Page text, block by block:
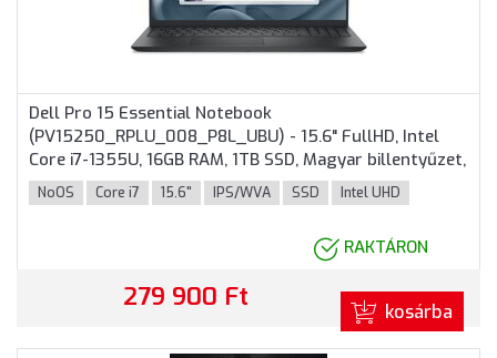
Dell Pro 15 Essential Notebook
(PV15250_RPLU_008_P8L_UBU) - 15.6" FullHD, Intel
Core i7-1355U, 16GB RAM, 1TB SSD, Magyar billentyűzet,
Operációs rendszer nélkül, 3 év garancia, Fekete
színben
NoOS Core i7 15.6" IPS/WVA SSD Intel UHD
RAKTÁRON
279 900 Ft kosárba